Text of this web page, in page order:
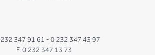
232 347 91 61 - 0 232 347 43 97
F. 0 232 347 13 73